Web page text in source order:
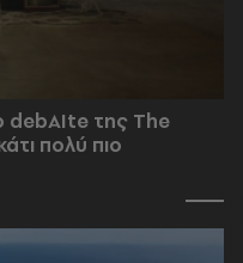
debAIte της The
πολύ πιο